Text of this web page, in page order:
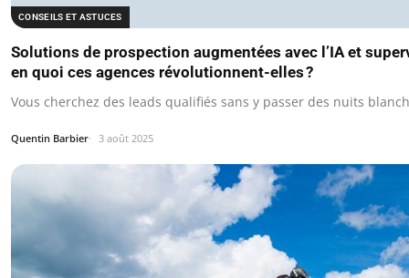
CONSEILS ET ASTUCES
Solutions de prospection augmentées avec l’IA et
en quoi ces agences révolutionnent-elles ?
Vous cherchez des leads qualifiés sans y passer des nuits
Quentin Barbier 3 août 2025